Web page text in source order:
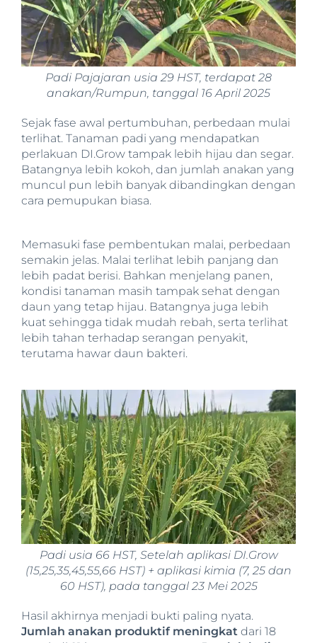
Padi Pajajaran usia 29 HST, terdapat 28
anakan/Rumpun, tanggal 16 April 2025
Sejak fase awal pertumbuhan, perbedaan mulai
terlihat. Tanaman padi yang mendapatkan
perlakuan DI.Grow tampak lebih hijau dan segar.
Batangnya lebih kokoh, dan jumlah anakan yang
muncul pun lebih banyak dibandingkan dengan
cara pemupukan biasa.
Memasuki fase pembentukan malai, perbedaan
semakin jelas. Malai terlihat lebih panjang dan
lebih padat berisi. Bahkan menjelang panen,
kondisi tanaman masih tampak sehat dengan
daun yang tetap hijau. Batangnya juga lebih
kuat sehingga tidak mudah rebah, serta terlihat
lebih tahan terhadap serangan penyakit,
terutama hawar daun bakteri.
Padi usia 66 HST, Setelah aplikasi DI.Grow
(15,25,35,45,55,66 HST) + aplikasi kimia (7, 25 dan
60 HST), pada tanggal 23 Mei 2025
Hasil akhirnya menjadi bukti paling nyata.
Jumlah anakan produktif meningkat dari 18